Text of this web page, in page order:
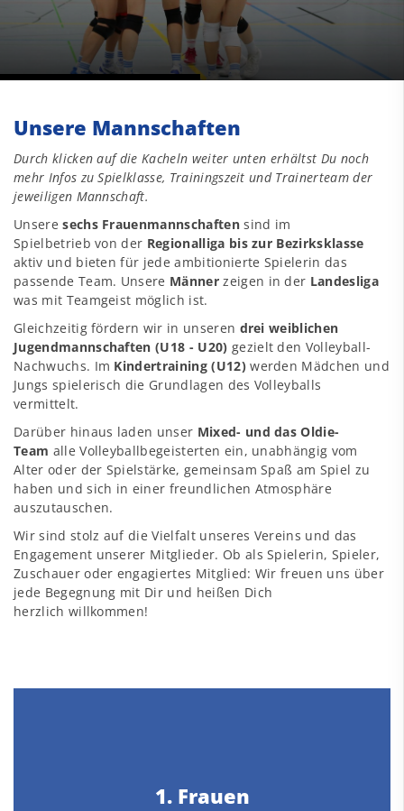
Unsere Mannschaften
Durch klicken auf die Kacheln weiter unten erhältst Du noch
mehr Infos zu Spielklasse, Trainingszeit und Trainerteam der
jeweiligen Mannschaft.
Unseresechs Frauenmannschaftensind im
Spielbetrieb von der Regionalliga bis zur Bezirksklasse
aktiv und bieten für jede ambitionierte Spielerin das
passende Team. Unsere Männerzeigen in der Landesliga
was mit Teamgeist möglich ist.
Gleichzeitig fördern wir in unseren drei weiblichen
Jugendmannschaften (U18 - U20) gezielt den Volleyball-
Nachwuchs. Im Kindertraining (U12)werden Mädchen und
Jungs spielerisch die Grundlagen des Volleyballs
vermittelt.
Darüber hinaus laden unser Mixed- und das Oldie-
Team alle Volleyballbegeisterten ein, unabhängig vom
Alter oder der Spielstärke, gemeinsam Spaß am Spiel zu
haben und sich in einer freundlichen Atmosphäre
auszutauschen.
Wir sind stolz auf die Vielfalt unseres Vereins und das
Engagement unserer Mitglieder. Ob als Spielerin, Spieler,
Zuschauer oder engagiertes Mitglied: Wir freuen uns über
jede Begegnung mit Dir und heißen Dich
herzlich willkommen!
1. Frauen